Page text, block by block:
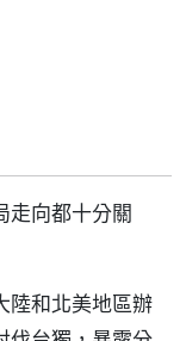
走向都十分關
陸和北美地區辦